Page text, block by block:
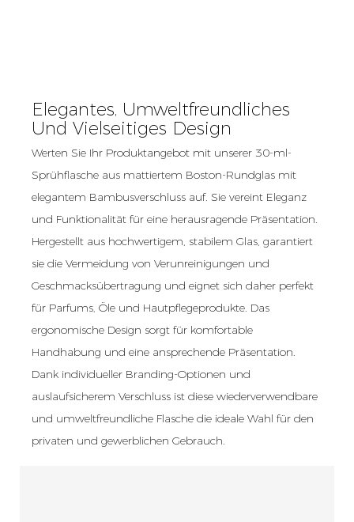
Elegantes, Umweltfreundliches
Und Vielseitiges Design
Werten Sie Ihr Produktangebot mit unserer 30-ml-
Sprühflasche aus mattiertem Boston-Rundglas mit
elegantem Bambusverschluss auf. Sie vereint Eleganz
und Funktionalität für eine herausragende Präsentation.
Hergestellt aus hochwertigem, stabilem Glas, garantiert
sie die Vermeidung von Verunreinigungen und
Geschmacksübertragung und eignet sich daher perfekt
für Parfums, Öle und Hautpflegeprodukte. Das
ergonomische Design sorgt für komfortable
Handhabung und eine ansprechende Präsentation.
Dank individueller Branding-Optionen und
auslaufsicherem Verschluss ist diese wiederverwendbare
und umweltfreundliche Flasche die ideale Wahl für den
privaten und gewerblichen Gebrauch.